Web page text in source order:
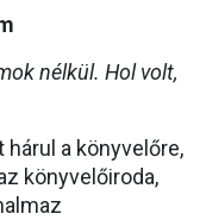
nélkül. Hol volt,
hárul a könyvelőre,
könyvelőiroda,